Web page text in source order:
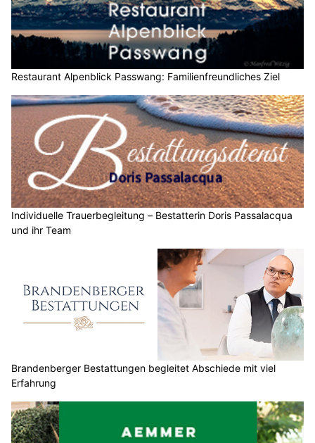
Restaurant Alpenblick Passwang: Familienfreundliches Ziel
Individuelle Trauerbegleitung – Bestatterin Doris Passalacqua
und ihr Team
Brandenberger Bestattungen begleitet Abschiede mit viel
Erfahrung